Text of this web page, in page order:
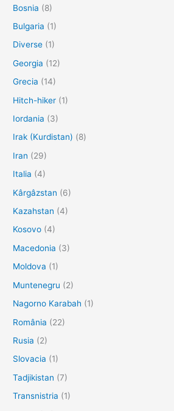
Bosnia (8)
Bulgaria (1)
Diverse (1)
Georgia (12)
Grecia (14)
Hitch-hiker (1)
Iordania (3)
Irak (Kurdistan) (8)
Iran (29)
Italia (4)
Kârgâzstan (6)
Kazahstan (4)
Kosovo (4)
Macedonia (3)
Moldova (1)
Muntenegru (2)
Nagorno Karabah (1)
România (22)
Rusia (2)
Slovacia (1)
Tadjikistan (7)
Transnistria (1)